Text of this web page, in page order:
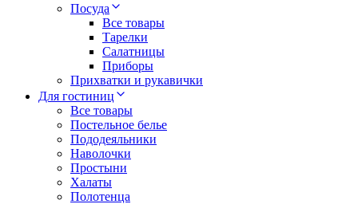
Посуда
Все товары
Тарелки
Салатницы
Приборы
Прихватки и рукавички
Для гостиниц
Все товары
Постельное белье
Пододеяльники
Наволочки
Простыни
Халаты
Полотенца